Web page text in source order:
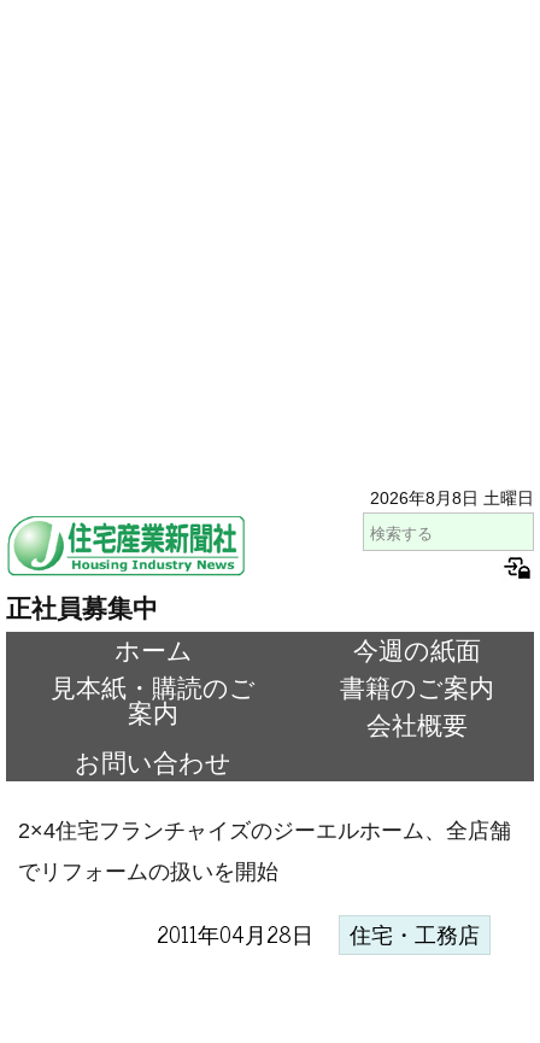
2026年8月8日 土曜日
正社員募集中
ホーム
今週の紙面
見本紙・購読のご
案内
書籍のご案内
会社概要
お問い合わせ
2×4住宅フランチャイズのジーエルホーム、全店舗
でリフォームの扱いを開始
2011年04月28日 住宅・工務店